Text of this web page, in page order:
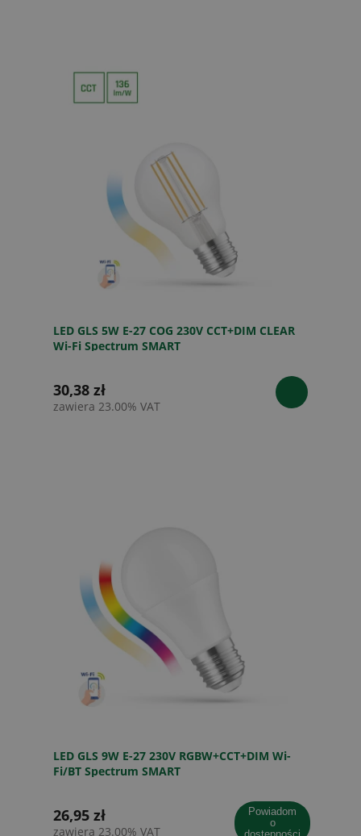
LED GLS 5W E-27 COG 230V CCT+DIM CLEAR
Wi-Fi Spectrum SMART
30,38 zł
zawiera 23.00% VAT
LED GLS 9W E-27 230V RGBW+CCT+DIM Wi-
Fi/BT Spectrum SMART
26,95 zł
zawiera 23.00% VAT
powiadom
o